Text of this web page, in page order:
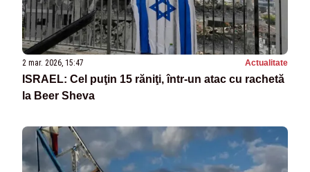
2 mar. 2026, 15:47 Actualitate
ISRAEL: Cel puţin 15 răniţi, într-un atac cu rachetă
la Beer Sheva